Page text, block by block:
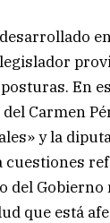
legislador
En
Carmen
y la
cuestiones
del Gobierno
que está